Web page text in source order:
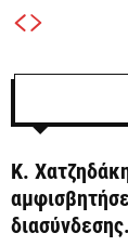
Κ.